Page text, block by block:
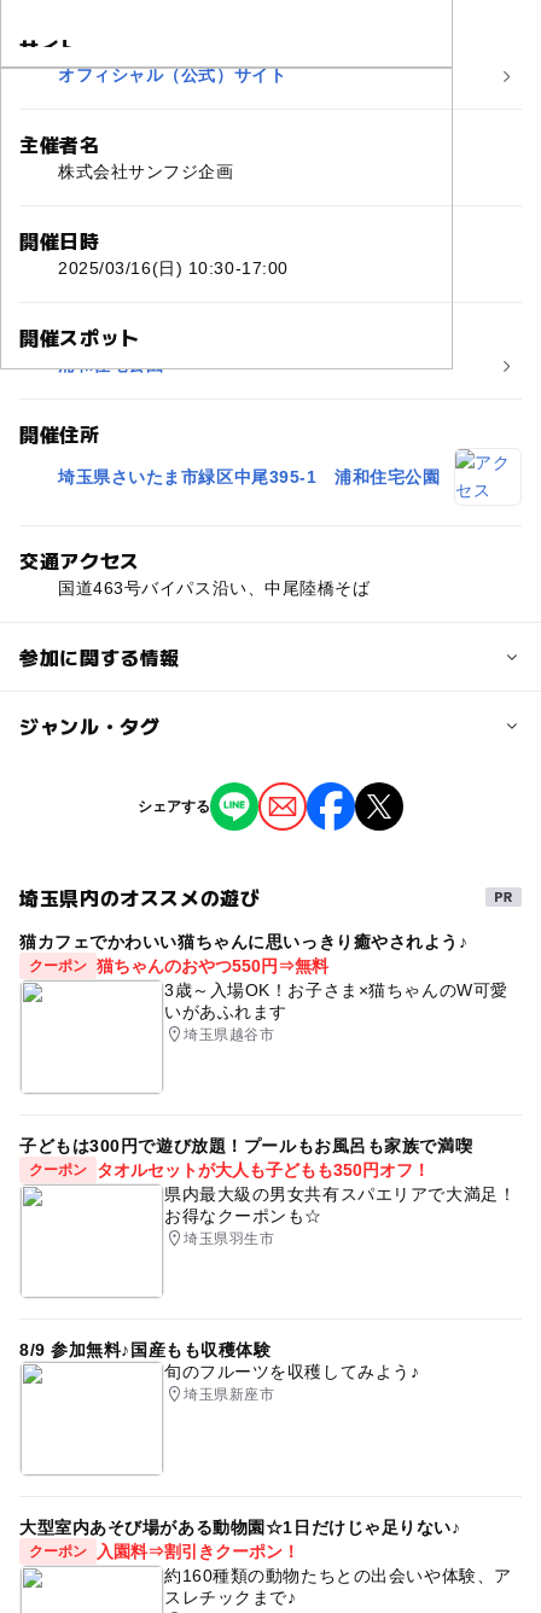
サイト
オフィシャル（公式）サイト
主催者名
株式会社サンフジ企画
開催日時
2025/03/16(日) 10:30-17:00
開催スポット
浦和住宅公園
開催住所
埼玉県さいたま市緑区中尾395-1 浦和住宅公園
交通アクセス
国道463号バイパス沿い、中尾陸橋そば
参加に関する情報
定員
対象年齢
小学生中学生･高校生大人
ジャンル・タグ
タグ
ワークショップ 手作り教室 工作
住宅展示場イベント 展示場イベント 0円
3月イベント 3月16日
シェアする
埼玉県内のオススメの遊び
猫カフェでかわいい猫ちゃんに思いっきり癒やされよう♪
クーポン 猫ちゃんのおやつ550円⇒無料
3歳～入場OK！お子さま×猫ちゃんのW可愛
いがあふれます
埼玉県越谷市
子どもは300円で遊び放題！プールもお風呂も家族で満喫
クーポン
タオルセットが大人も子どもも350円オフ！
県内最大級の男女共有スパエリアで大満足！
お得なクーポンも☆
埼玉県羽生市
8/9 参加無料♪国産もも収穫体験
旬のフルーツを収穫してみよう♪
埼玉県新座市
大型室内あそび場がある動物園☆1日だけじゃ足りない♪
クーポン
入園料⇒割引きクーポン！
約160種類の動物たちとの出会いや体験、ア
スレチックまで♪